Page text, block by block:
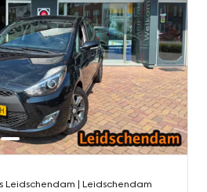
Leidschendam | Leidschendam